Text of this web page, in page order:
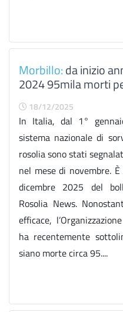
Morbillo:da inizio
2024 95mila morti
18/12/2025
In Italia, dal 1°
sistema nazionale di
rosolia sono stati
nel mese di novembre.
dicembre 2025 del
Rosolia News.
efficace,
ha recentemente
siano morte circa 95....